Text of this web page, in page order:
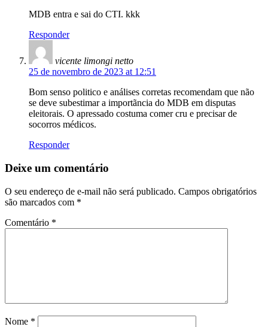
MDB entra e sai do CTI. kkk
Responder
vicente limongi netto
25 de novembro de 2023 at 12:51
Bom senso politico e análises corretas recomendam que não
se deve subestimar a importãncia do MDB em disputas
eleitorais. O apressado costuma comer cru e precisar de
socorros médicos.
Responder
Deixe um comentário
O seu endereço de e-mail não será publicado. Campos obrigatórios
são marcados com *
Comentário *
Nome *